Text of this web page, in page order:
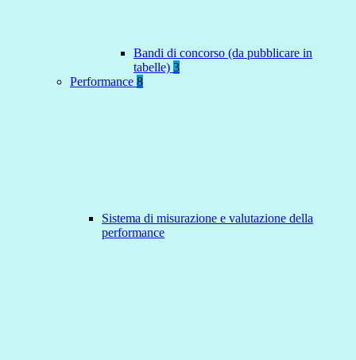
Bandi di concorso (da pubblicare in
tabelle) 3
Performance 8
Sistema di misurazione e valutazione della
performance